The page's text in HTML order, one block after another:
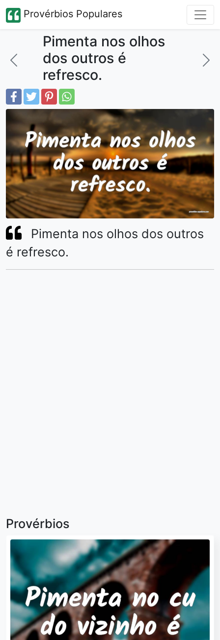
Provérbios Populares
Pimenta nos olhos
dos outros é
refresco.
Pimenta nos olhos dos outros
é refresco.
Provérbios